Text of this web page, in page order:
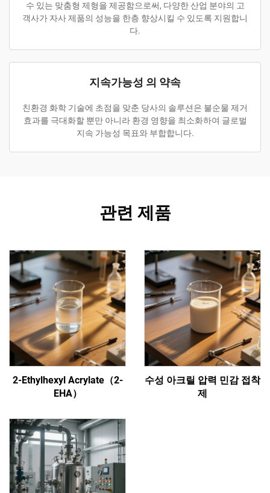
수 있는 맞춤형 제형을 제공함으로써, 다양한 산업 분야의 고
객사가 자사 제품의 성능을 한층 향상시킬 수 있도록 지원합니
다.
지속가능성 의 약속
친환경 화학 기술에 초점을 맞춘 당사의 솔루션은 불순물 제거
효과를 극대화할 뿐만 아니라 환경 영향을 최소화하여 글로벌
지속 가능성 목표와 부합합니다.
관련 제품
2-Ethylhexyl Acrylate（2-
EHA）
수성 아크릴 압력 민감 접착
제